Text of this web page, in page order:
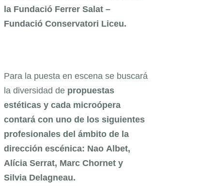
la Fundació Ferrer Salat –
Fundació Conservatori Liceu.
Para la puesta en escena se buscará
la diversidad de propuestas
estéticas y cada microópera
contará con uno de los siguientes
profesionales del ámbito de la
dirección escénica: Nao Albet,
Alícia Serrat, Marc Chornet y
Silvia Delagneau.